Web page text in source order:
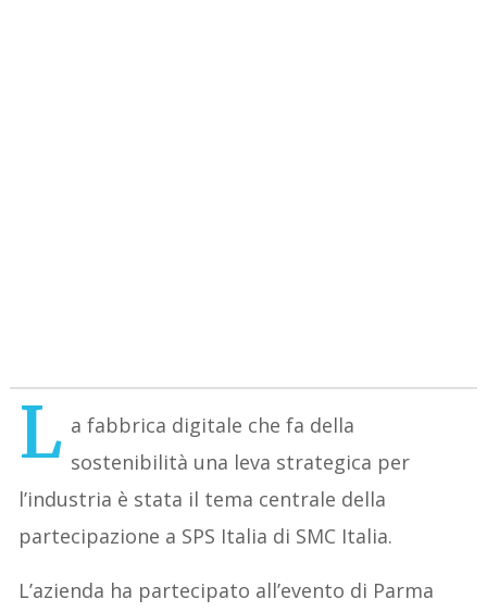
L a fabbrica digitale che fa della
sostenibilità una leva strategica per
l’industria è stata il tema centrale della
partecipazione a SPS Italia di SMC Italia.
L’azienda ha partecipato all’evento di Parma